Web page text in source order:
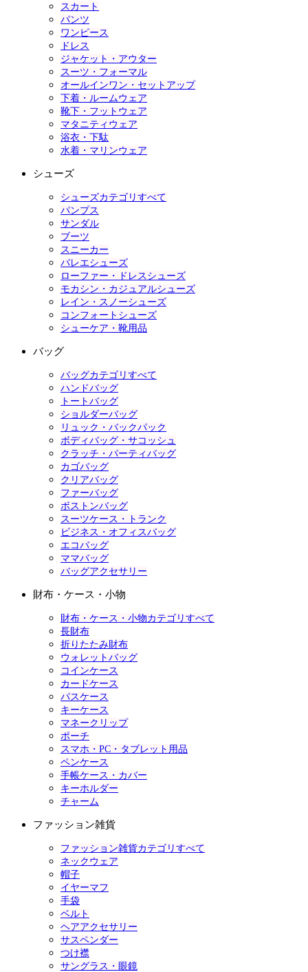
スカート
パンツ
ワンピース
ドレス
ジャケット・アウター
スーツ・フォーマル
オールインワン・セットアップ
下着・ルームウェア
靴下・フットウェア
マタニティウェア
浴衣・下駄
水着・マリンウェア
シューズ
シューズカテゴリすべて
パンプス
サンダル
ブーツ
スニーカー
バレエシューズ
ローファー・ドレスシューズ
モカシン・カジュアルシューズ
レイン・スノーシューズ
コンフォートシューズ
シューケア・靴用品
バッグ
バッグカテゴリすべて
ハンドバッグ
トートバッグ
ショルダーバッグ
リュック・バックパック
ボディバッグ・サコッシュ
クラッチ・パーティバッグ
カゴバッグ
クリアバッグ
ファーバッグ
ボストンバッグ
スーツケース・トランク
ビジネス・オフィスバッグ
エコバッグ
ママバッグ
バッグアクセサリー
財布・ケース・小物
財布・ケース・小物カテゴリすべて
長財布
折りたたみ財布
ウォレットバッグ
コインケース
カードケース
パスケース
キーケース
マネークリップ
ポーチ
スマホ・PC・タブレット用品
ペンケース
手帳ケース・カバー
キーホルダー
チャーム
ファッション雑貨
ファッション雑貨カテゴリすべて
ネックウェア
帽子
イヤーマフ
手袋
ベルト
ヘアアクセサリー
サスペンダー
つけ襟
サングラス・眼鏡